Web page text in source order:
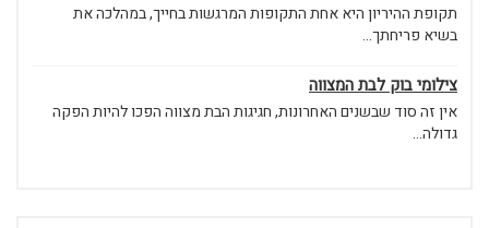
תקופת ההיריון היא אחת התקופות המרגשות בחייך, במהלכה את
בשיא פריחתך...
צילומי בוק לבת המצווה
אין זה סוד שבשנים האחרונות, חגיגות הבת מצווה הפכו להיות הפקה
גדולה...